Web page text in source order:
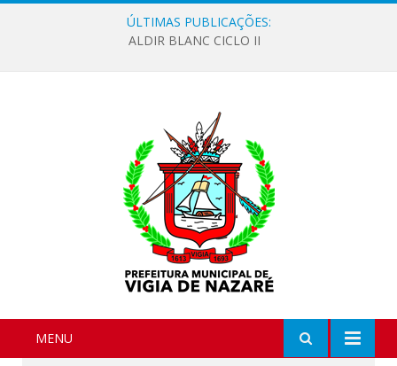
ÚLTIMAS PUBLICAÇÕES:
ALDIR BLANC CICLO II
MENU